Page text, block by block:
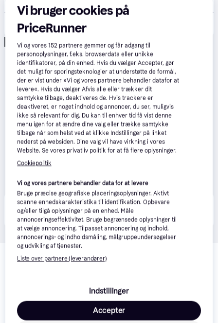
5-8 dage
Annonce
Produktet fås også hos 1 butik, som ikke er betalende
kunde i denne kategori.
Relaterede produkter
Trender Trender
Vi bruger cookies på
PriceRunner
Vi og vores152 partnere gemmer og får adgang til
personoplysninger, f.eks. browserdata eller unikke
identifikatorer, på din enhed. Hvis du vælger Accepter, gør
det muligt for sporingsteknologier at understøtte de formål,
der er vist under »Vi og vores partnere behandler datafor at
levere«. Hvis du vælger Afvis alle eller trækker dit
samtykke tilbage, deaktiveres de. Hvis trackere er
deaktiveret, er noget indhold og annoncer, du ser, muligvis
ikke så relevant for dig. Du kan til enhver tid få vist denne
menu igen for at ændre dine valg eller trække samtykke
tilbage når som helst ved at klikke Indstillinger på linket
nederst på websiden. Dine valg vil have virkning i vores
Website. Se vores privatliv politik for at få flere oplysninger.
Cookiepolitik
Vi og vores partnere behandler data for at levere
Bruge præcise geografiske placeringsoplysninger. Aktivt
scanne enhedskarakteristika til identifikation. Opbevare
og/eller tilgå oplysninger på en enhed. Måle
annonceringseffektivitet. Bruge begrænsede oplysninger til
at vælge annoncering. Tilpasset annoncering og indhold,
annoncerings- og indholdsmåling, målgruppeundersøgelser
og udvikling af tjenester.
Liste over partnere (leverandører)
Indstillinger
Accepter